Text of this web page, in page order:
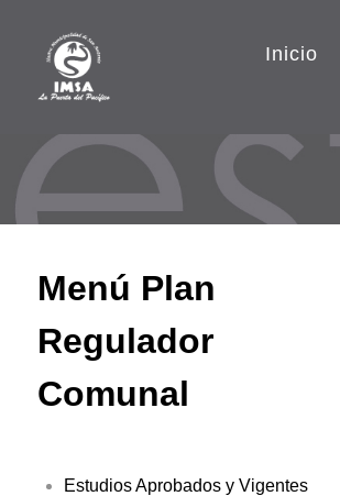
Inicio
Menú Plan
Regulador
Comunal
Estudios Aprobados y Vigentes